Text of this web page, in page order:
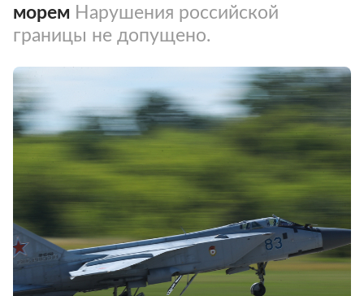
морем Нарушения российской
границы не допущено.